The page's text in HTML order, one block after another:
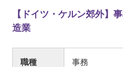
求人企業の皆様へ
求職者の皆様へ
【ドイツ・ケルン郊外】
造業
職種 事務